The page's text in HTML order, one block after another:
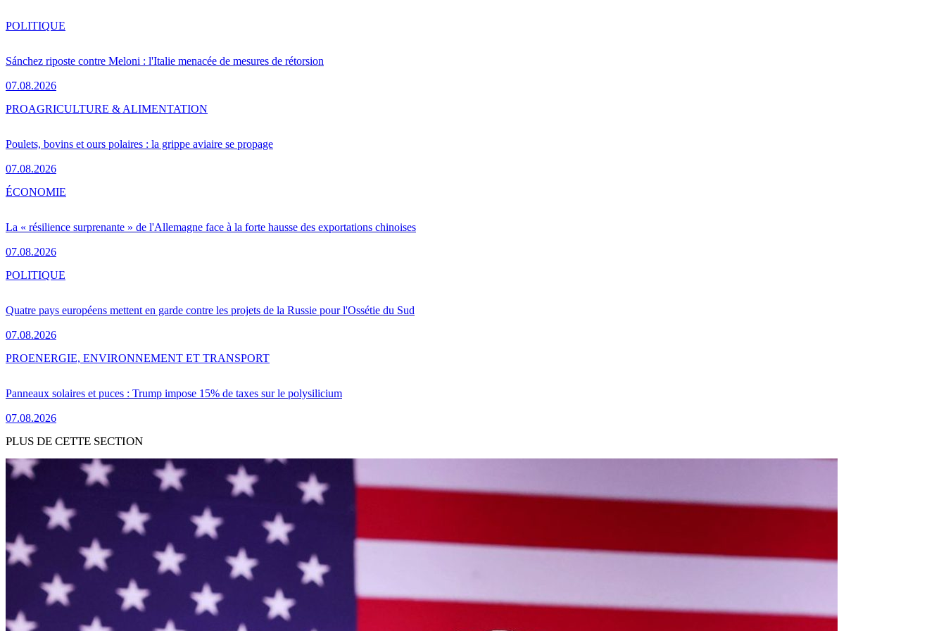
Sánchez riposte contre Meloni : l'Italie menacée de mesures de rétorsion
07.08.2026
POLITIQUE
Poulets, bovins et ours polaires : la grippe aviaire se propage
07.08.2026
PROAGRICULTURE & ALIMENTATION
La « résilience surprenante » de l'Allemagne face à la forte hausse des exportations chinoises
07.08.2026
ÉCONOMIE
Quatre pays européens mettent en garde contre les projets de la Russie pour l'Ossétie du Sud
07.08.2026
POLITIQUE
Panneaux solaires et puces : Trump impose 15% de taxes sur le polysilicium
07.08.2026
PROENERGIE, ENVIRONNEMENT ET TRANSPORT
PLUS DE CETTE SECTION